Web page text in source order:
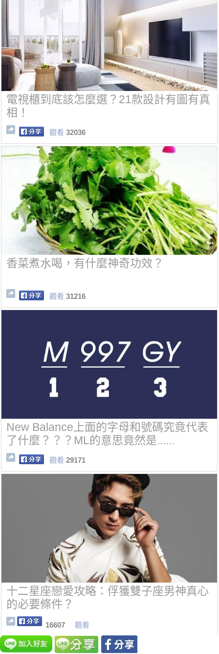
電視櫃到底該怎麼選？21款設計有圖有真
相！
觀看 32036
香菜煮水喝，有什麼神奇功效？
觀看 31216
New Balance上面的字母和號碼究竟代表
了什麼？？？ML的意思竟然是......
觀看 29171
十二星座戀愛攻略：俘獲雙子座男神真心
的必要條件？
16607 觀看